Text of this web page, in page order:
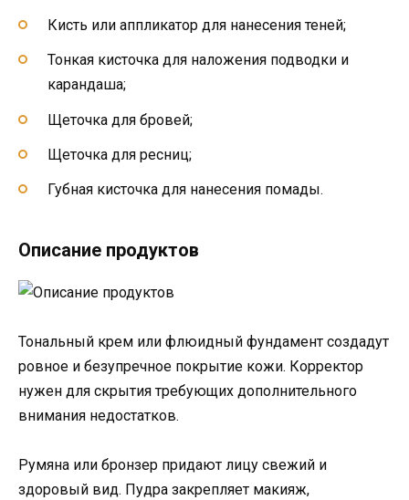
Кисть или аппликатор для нанесения теней;
Тонкая кисточка для наложения подводки и
карандаша;
Щеточка для бровей;
Щеточка для ресниц;
Губная кисточка для нанесения помады.
Описание продуктов
Тональный крем или флюидный фундамент создадут
ровное и безупречное покрытие кожи. Корректор
нужен для скрытия требующих дополнительного
внимания недостатков.
Румяна или бронзер придают лицу свежий и
здоровый вид. Пудра закрепляет макияж,